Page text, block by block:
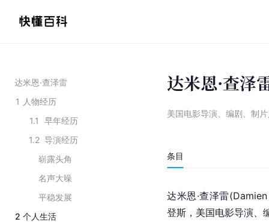
达米恩·查泽雷
1 人物经历
1.1
早年经历
1.2 导演经历
崭露头角
名声大噪
平稳发展
2 个人生活
达米恩·查泽
美国电影导演、编剧、制
条目
达米恩·查泽雷
登斯，美国电影导演、